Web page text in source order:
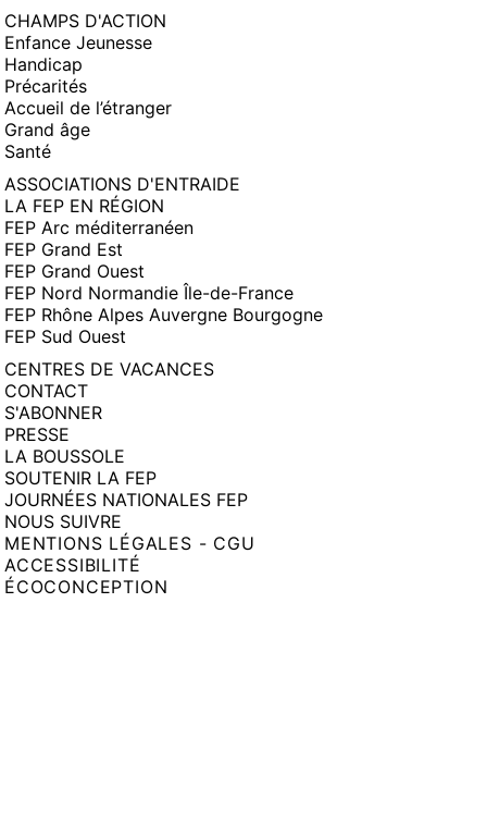
CHAMPS D'ACTION
Enfance Jeunesse
Handicap
Précarités
Accueil de l’étranger
Grand âge
Santé
ASSOCIATIONS D'ENTRAIDE
LA FEP EN RÉGION
FEP Arc méditerranéen
FEP Grand Est
FEP Grand Ouest
FEP Nord Normandie Île-de-France
FEP Rhône Alpes Auvergne Bourgogne
FEP Sud Ouest
CENTRES DE VACANCES
CONTACT
S'ABONNER
PRESSE
LA BOUSSOLE
SOUTENIR LA FEP
JOURNÉES NATIONALES FEP
NOUS SUIVRE
MENTIONS LÉGALES - CGU
ACCESSIBILITÉ
ÉCOCONCEPTION